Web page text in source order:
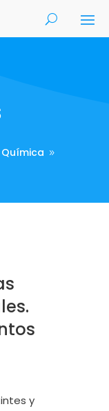
9
y